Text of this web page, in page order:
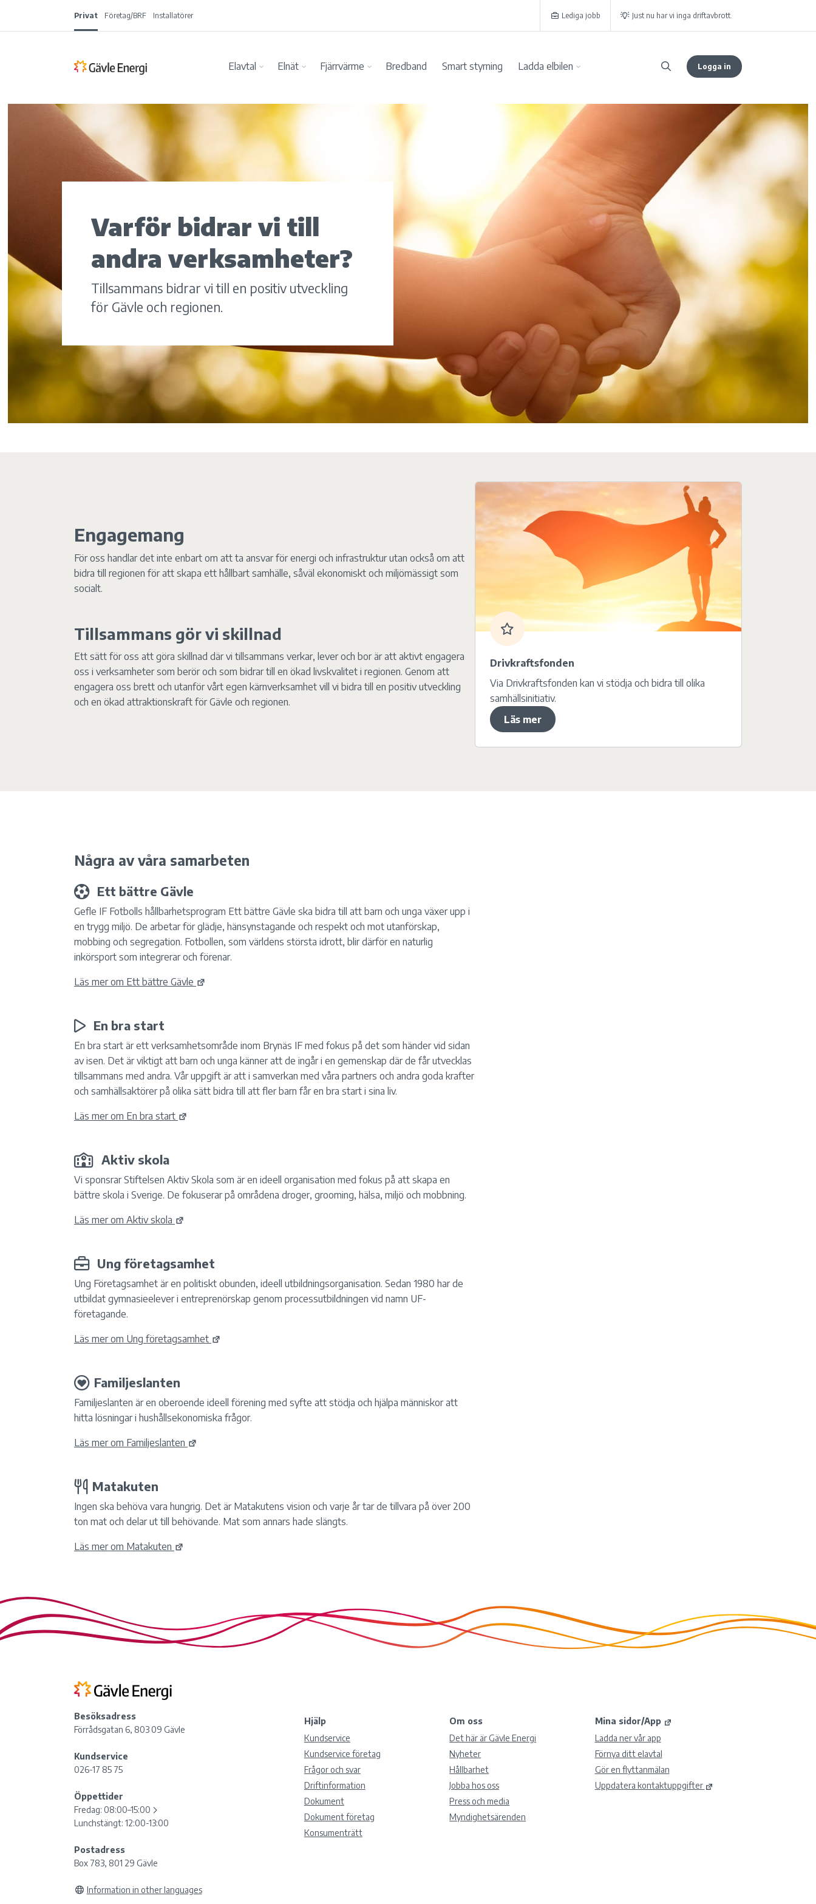
Privat Företag/BRF Installatörer Lediga jobb Just nu har vi inga driftavbrott.
Elavtal Elnät Fjärrvärme Bredband Smart styrning Ladda elbilen Logga in
Varför bidrar vi till
andra verksamheter?
Tillsammans bidrar vi till en positiv utveckling
för Gävle och regionen.
Engagemang
För oss handlar det inte enbart om att ta ansvar för energi och infrastruktur utan också om att
bidra till regionen för att skapa ett hållbart samhälle, såväl ekonomiskt och miljömässigt som
socialt.
Tillsammans gör vi skillnad
Ett sätt för oss att göra skillnad där vi tillsammans verkar, lever och bor är att aktivt engagera
oss i verksamheter som berör och som bidrar till en ökad livskvalitet i regionen. Genom att
engagera oss brett och utanför vårt egen kärnverksamhet vill vi bidra till en positiv utveckling
och en ökad attraktionskraft för Gävle och regionen.
Drivkraftsfonden
Via Drivkraftsfonden kan vi stödja och bidra till olika
samhällsinitiativ.
Läs mer
Några av våra samarbeten
Ett bättre Gävle
Gefle IF Fotbolls hållbarhetsprogram Ett bättre Gävle ska bidra till att barn och unga växer upp i
en trygg miljö. De arbetar för glädje, hänsynstagande och respekt och mot utanförskap,
mobbing och segregation. Fotbollen, som världens största idrott, blir därför en naturlig
inkörsport som integrerar och förenar.
Läs mer om Ett bättre Gävle
En bra start
En bra start är ett verksamhetsområde inom Brynäs IF med fokus på det som händer vid sidan
av isen. Det är viktigt att barn och unga känner att de ingår i en gemenskap där de får utvecklas
tillsammans med andra. Vår uppgift är att i samverkan med våra partners och andra goda krafter
och samhällsaktörer på olika sätt bidra till att fler barn får en bra start i sina liv.
Läs mer om En bra start
Aktiv skola
Vi sponsrar Stiftelsen Aktiv Skola som är en ideell organisation med fokus på att skapa en
bättre skola i Sverige. De fokuserar på områdena droger, grooming, hälsa, miljö och mobbning.
Läs mer om Aktiv skola
Ung företagsamhet
Ung Företagsamhet är en politiskt obunden, ideell utbildningsorganisation. Sedan 1980 har de
utbildat gymnasieelever i entreprenörskap genom processutbildningen vid namn UF-
företagande.
Läs mer om Ung företagsamhet
Familjeslanten
Familjeslanten är en oberoende ideell förening med syfte att stödja och hjälpa människor att
hitta lösningar i hushållsekonomiska frågor.
Läs mer om Familjeslanten
Matakuten
Ingen ska behöva vara hungrig. Det är Matakutens vision och varje år tar de tillvara på över 200
ton mat och delar ut till behövande. Mat som annars hade slängts.
Läs mer om Matakuten
Besöksadress
Förrådsgatan 6, 803 09 Gävle
Kundservice
026-17 85 75
Öppettider
Fredag: 08:00–15:00
Lunchstängt: 12:00-13:00
Postadress
Box 783, 801 29 Gävle
Information in other languages
Hjälp
Kundservice
Kundservice företag
Frågor och svar
Driftinformation
Dokument
Dokument företag
Konsumenträtt
Om oss
Det här är Gävle Energi
Nyheter
Hållbarhet
Jobba hos oss
Press och media
Myndighetsärenden
Mina sidor/App
Ladda ner vår app
Förnya ditt elavtal
Gör en flyttanmälan
Uppdatera kontaktuppgifter